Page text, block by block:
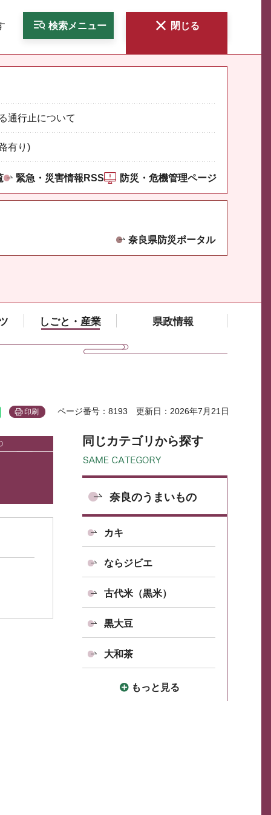
検索メニュー 閉じる
通行止について
有り)
緊急・災害情報RSS 防災・危機管理ページ
奈良県防災ポータル
しごと・産業 県政情報
印刷 ページ番号：8193 更新日：2026年7月21日
同じカテゴリから探す
奈良のうまいもの
カキ
ならジビエ
古代米（黒米）
黒大豆
大和茶
もっと見る